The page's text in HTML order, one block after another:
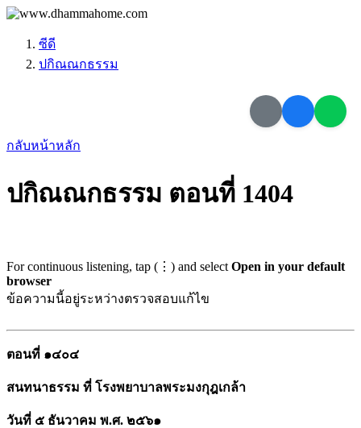
ซีดี
ปกิณณกธรรม
กลับหน้าหลัก
ปกิณณกธรรม ตอนที่ 1404
For continuous listening, tap (⋮) and select Open in your default
browser
ข้อความนี้อยู่ระหว่างตรวจสอบแก้ไข
ตอนที่ ๑๔๐๔
สนทนาธรรม ที่ โรงพยาบาลพระมงกุฎเกล้า
วันที่ ๕ ธันวาคม พ.ศ. ๒๕๖๑